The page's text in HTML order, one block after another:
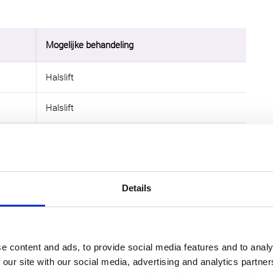
Details
content and ads, to provide social media features and to
site with our social media, advertising and analytics
Mogelijke behandeling
Halslift
Halslift
Halslift met liposuctie
halslift bij Kliniek